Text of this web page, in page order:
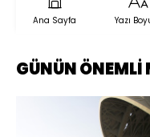
Ana Sayfa Yazı
GÜNÜN ÖNEMLİ